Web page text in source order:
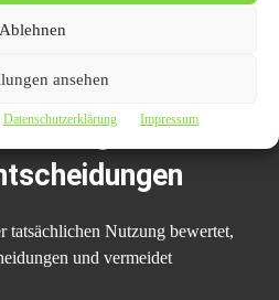
Ablehnen
ansehen
Datenschutzerklärung Impressum
tatsächlichen Nutzung bewertet,
und vermeidet